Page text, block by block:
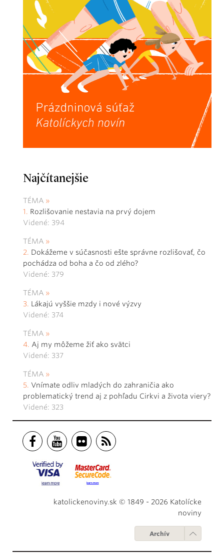
Najčítanejšie
TÉMA
Rozlišovanie nestavia na prvý dojem
Videné: 394
TÉMA
Dokážeme v súčasnosti ešte správne rozlišovať, čo
pochádza od boha a čo od zlého?
Videné: 379
TÉMA
Lákajú vyššie mzdy i nové výzvy
Videné: 374
TÉMA
Aj my môžeme žiť ako svätci
Videné: 337
TÉMA
Vnímate odliv mladých do zahraničia ako
problematický trend aj z pohľadu Cirkvi a života viery?
Videné: 323
katolickenoviny.sk © 1849 - 2026 Katolícke
noviny
Archív